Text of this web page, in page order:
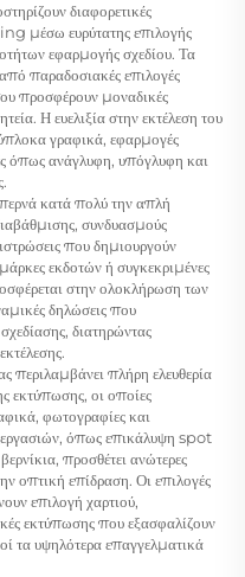
διαφορετικές
μέσω ευρύτατης επιλογής
εφαρμογής σχεδίου. Τα
παραδοσιακές επιλογές
προσφέρουν μοναδικές
Η ευελιξία στην εκτέλεση του
γραφικά, εφαρμογές
όπως ανάγλυφη, υπόγλυφη και
κατά πολύ την απλή
συνδυασμούς
που δημιουργούν
εκδοτών ή συγκεκριμένες
στην ολοκλήρωση των
δηλώσεις που
διατηρώντας
περιλαμβάνει πλήρη ελευθερία
εκτύπωσης, οι οποίες
φωτογραφίες και
όπως επικάλυψη spot
προσθέτει ανώτερες
οπτική επίδραση. Οι επιλογές
επιλογή χαρτιού,
εκτύπωσης που εξασφαλίζουν
τα υψηλότερα επαγγελματικά